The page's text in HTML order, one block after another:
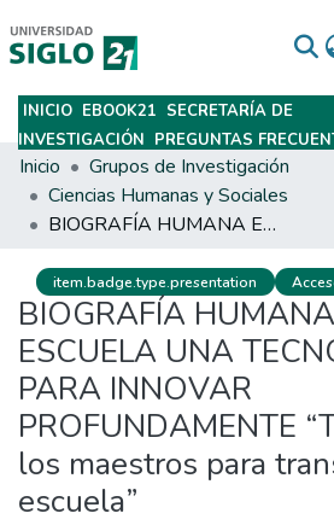
Subir
INICIO EBOOK21 SECRETARÍA DE
INVESTIGACIÓN PREGUNTAS
Inicio
Grupos de Investigación
Ciencias Humanas y Sociales
BIOGRAFÍA HUMANA EN LA ESCUELA UNA TECNOLOGÍA PARA INNOVAR PROFUNDAMENTE “Transformar a los maestros para transformar la escuela”
item.badge.type.presentation
BIOGRAFÍA
ESCUELA UNA
PARA INNOVAR
PROFUNDAMENTE
los maestros para
escuela”